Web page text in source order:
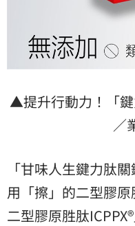
▲提升行動力！「
／
「甘味人生鍵力肽
用「擦」的二型膠
二型膠原胜肽